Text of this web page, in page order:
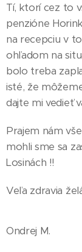
Tí, ktorí cez to
penzióne
na recepciu v
ohľadom na
bolo treba
isté, že
dajte mi vedieť
Prajem nám
mohli sme sa
Losinách !!
Veľa zdravia
Ondrej M.